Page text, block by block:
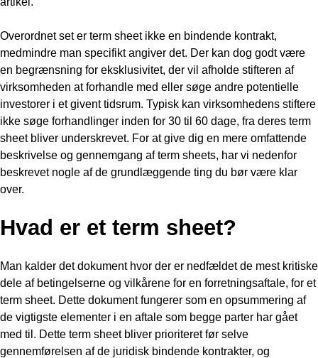
Overordnet set er term sheet ikke en bindende kontrakt,
medmindre man specifikt angiver det. Der kan dog godt være
en begrænsning for eksklusivitet, der vil afholde stifteren af
virksomheden at forhandle med eller søge andre potentielle
investorer i et givent tidsrum. Typisk kan virksomhedens stiftere
ikke søge forhandlinger inden for 30 til 60 dage, fra deres term
sheet bliver underskrevet. For at give dig en mere omfattende
beskrivelse og gennemgang af term sheets, har vi nedenfor
beskrevet nogle af de grundlæggende ting du bør være klar
over.
Hvad er et term sheet?
Man kalder det dokument hvor der er nedfældet de mest kritiske
dele af betingelserne og vilkårene for en forretningsaftale, for et
term sheet. Dette dokument fungerer som en opsummering af
de vigtigste elementer i en aftale som begge parter har gået
med til. Dette term sheet bliver prioriteret før selve
gennemførelsen af de juridisk bindende kontrakter, og